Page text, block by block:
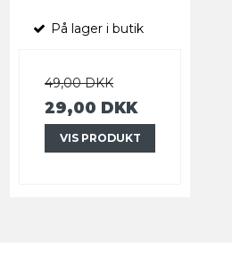
På lager i butik
49,00 DKK
29,00 DKK
VIS PRODUKT